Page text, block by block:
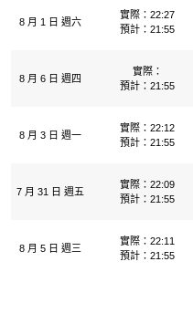
8 月 1 日 週六
實際：22:27
預計：21:55
8 月 6 日 週四
實際：
預計：21:55
8 月 3 日 週一
實際：22:12
預計：21:55
7 月 31 日 週五
實際：22:09
預計：21:55
8 月 5 日 週三
實際：22:11
預計：21:55